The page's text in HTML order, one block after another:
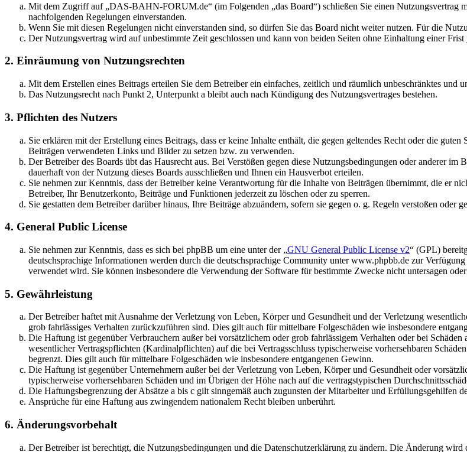
Mit dem Zugriff auf „DAS-BAHN-FORUM.de“ (im Folgenden „das Board“) schließen Sie einen Nutzungsvertrag
nachfolgenden Regelungen einverstanden.
Wenn Sie mit diesen Regelungen nicht einverstanden sind, so dürfen Sie das Board nicht weiter nutzen. Für die
Der Nutzungsvertrag wird auf unbestimmte Zeit geschlossen und kann von beiden Seiten ohne Einhaltung einer
2. Einräumung von Nutzungsrechten
Mit dem Erstellen eines Beitrags erteilen Sie dem Betreiber ein einfaches, zeitlich und räumlich unbeschränktes und
Das Nutzungsrecht nach Punkt 2, Unterpunkt a bleibt auch nach Kündigung des Nutzungsvertrages bestehen.
3. Pflichten des Nutzers
Sie erklären mit der Erstellung eines Beitrags, dass er keine Inhalte enthält, die gegen geltendes Recht oder die
Beiträgen verwendeten Links und Bilder zu setzen bzw. zu verwenden.
Der Betreiber des Boards übt das Hausrecht aus. Bei Verstößen gegen diese Nutzungsbedingungen oder anderer
dauerhaft von der Nutzung dieses Boards ausschließen und Ihnen ein Hausverbot erteilen.
Sie nehmen zur Kenntnis, dass der Betreiber keine Verantwortung für die Inhalte von Beiträgen übernimmt, die er
Betreiber, Ihr Benutzerkonto, Beiträge und Funktionen jederzeit zu löschen oder zu sperren.
Sie gestatten dem Betreiber darüber hinaus, Ihre Beiträge abzuändern, sofern sie gegen o. g. Regeln verstoßen oder
4. General Public License
Sie nehmen zur Kenntnis, dass es sich bei phpBB um eine unter der „GNU General Public License v2“ (GPL)
deutschsprachige Informationen werden durch die deutschsprachige Community unter www.phpbb.de zur
verwendet wird. Sie können insbesondere die Verwendung der Software für bestimmte Zwecke nicht untersagen
5. Gewährleistung
Der Betreiber haftet mit Ausnahme der Verletzung von Leben, Körper und Gesundheit und der Verletzung
grob fahrlässiges Verhalten zurückzuführen sind. Dies gilt auch für mittelbare Folgeschäden wie insbesondere
Die Haftung ist gegenüber Verbrauchern außer bei vorsätzlichem oder grob fahrlässigem Verhalten oder bei
wesentlicher Vertragspflichten (Kardinalpflichten) auf die bei Vertragsschluss typischerweise vorhersehbaren
begrenzt. Dies gilt auch für mittelbare Folgeschäden wie insbesondere entgangenen Gewinn.
Die Haftung ist gegenüber Unternehmern außer bei der Verletzung von Leben, Körper und Gesundheit oder
typischerweise vorhersehbaren Schäden und im Übrigen der Höhe nach auf die vertragstypischen
Die Haftungsbegrenzung der Absätze a bis c gilt sinngemäß auch zugunsten der Mitarbeiter und Erfüllungsgehilfen
Ansprüche für eine Haftung aus zwingendem nationalem Recht bleiben unberührt.
6. Änderungsvorbehalt
Der Betreiber ist berechtigt, die Nutzungsbedingungen und die Datenschutzerklärung zu ändern. Die Änderung